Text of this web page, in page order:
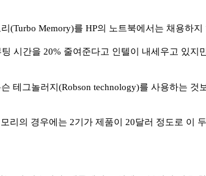
(Turbo Memory)를 HP의 노트북에서는 채용하
시간을 20% 줄여준다고 인텔이 내세우고 있지
테그놀러지(Robson technology)를 사용하는
리의 경우에는 2기가 제품이 20달러 정도로 이